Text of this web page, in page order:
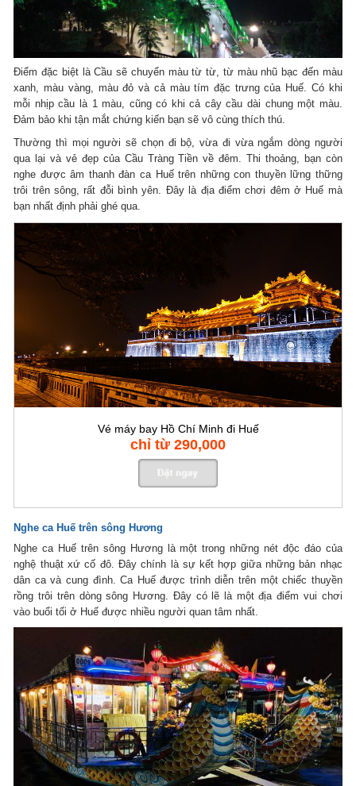
Điểm đặc biệt là Cầu sẽ chuyển màu từ từ, từ màu nhũ bạc đến màu
xanh, màu vàng, màu đỏ và cả màu tím đặc trưng của Huế. Có khi
mỗi nhịp cầu là 1 màu, cũng có khi cả cây cầu dài chung một màu.
Đảm bảo khi tận mắt chứng kiến bạn sẽ vô cùng thích thú.
Thường thì mọi người sẽ chọn đi bộ, vừa đi vừa ngắm dòng người
qua lại và vẻ đẹp của Cầu Tràng Tiền về đêm. Thi thoảng, bạn còn
nghe được âm thanh đàn ca Huế trên những con thuyền lững thững
trôi trên sông, rất đỗi bình yên. Đây là địa điểm chơi đêm ở Huế mà
bạn nhất định phải ghé qua.
Vé máy bay Hồ Chí Minh đi Huế
chỉ từ 290,000
Nghe ca Huế trên sông Hương
Nghe ca Huế trên sông Hương là một trong những nét độc đáo của
nghệ thuật xứ cố đô. Đây chính là sự kết hợp giữa những bản nhạc
dân ca và cung đình. Ca Huế được trình diễn trên một chiếc thuyền
rồng trôi trên dòng sông Hương. Đây có lẽ là một địa điểm vui chơi
vào buổi tối ở Huế được nhiều người quan tâm nhất.